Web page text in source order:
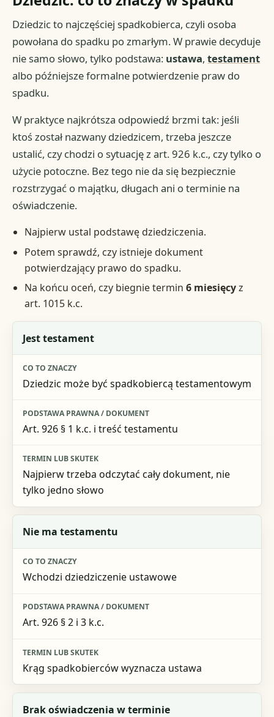
Dziedzic to najczęściej spadkobierca, czyli osoba
powołana do spadku po zmarłym. W prawie decyduje
nie samo słowo, tylko podstawa: ustawa,testament
albo późniejsze formalne potwierdzenie praw do
spadku.
W praktyce najkrótsza odpowiedź brzmi tak: jeśli
ktoś został nazwany dziedzicem, trzeba jeszcze
ustalić, czy chodzi o sytuację z art. 926 k.c., czy tylko o
użycie potoczne. Bez tego nie da się bezpiecznie
rozstrzygać o majątku, długach ani o terminie na
oświadczenie.
Najpierw ustal podstawę dziedziczenia.
Potem sprawdź, czy istnieje dokument
potwierdzający prawo do spadku.
Na końcu oceń, czy biegnie termin 6 miesięcyz
art. 1015 k.c.
Sytuacja
Co to znaczy
Podstawa prawna / dokument
Jest testament
Dziedzic może być spadkobiercą testamentowym
Art. 926 § 1 k.c. i treść testamentu
Najpierw trzeba odczytać cały dokument, nie
tylko jedno słowo
Nie ma testamentu
Wchodzi dziedziczenie ustawowe
Art. 926 § 2 i 3 k.c.
Krąg spadkobierców wyznacza ustawa
Brak oświadczenia w terminie